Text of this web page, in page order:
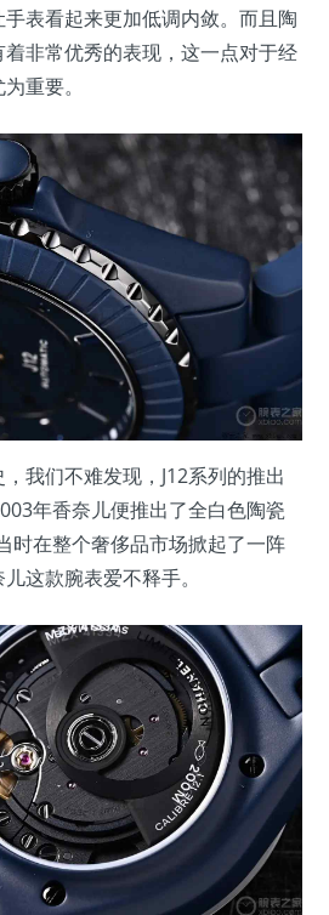
表看起来更加低调内敛。而且陶
非常优秀的表现，这一点对于经
重要。
我们不难发现，J12系列的推出
年香奈儿便推出了全白色陶瓷
时在整个奢侈品市场掀起了一阵
这款腕表爱不释手。